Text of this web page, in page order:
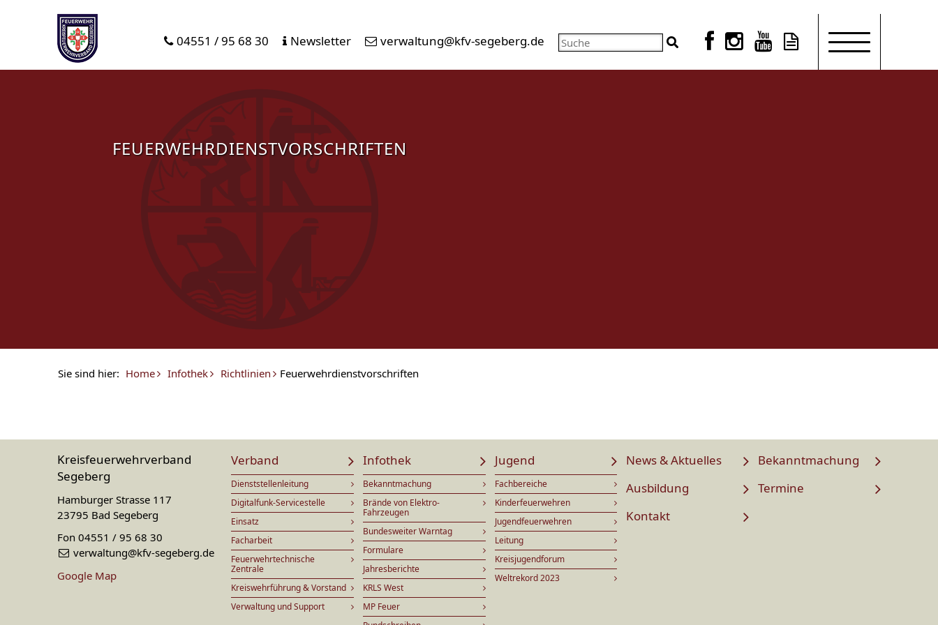
04551 / 95 68 30 Newsletter verwaltung@kfv-segeberg.de    
FEUERWEHRDIENSTVORSCHRIFTEN
Sie sind hier: Home Infothek Richtlinien Feuerwehrdienstvorschriften
Kreisfeuerwehrverband
Segeberg
Hamburger Strasse 117
23795 Bad Segeberg
Fon 04551 / 95 68 30
verwaltung@kfv-segeberg.de
Google Map
Verband
Dienststellenleitung
Digitalfunk-Servicestelle
Einsatz
Facharbeit
Feuerwehrtechnische
Zentrale
Kreiswehrführung & Vorstand
Verwaltung und Support
Infothek
Bekanntmachung
Brände von Elektro-
Fahrzeugen
Bundesweiter Warntag
Formulare
Jahresberichte
KRLS West
MP Feuer
Jugend
Fachbereiche
Kinderfeuerwehren
Jugendfeuerwehren
Leitung
Kreisjugendforum
Weltrekord 2023
News & Aktuelles
Bekanntmachung
Ausbildung
Termine
Kontakt